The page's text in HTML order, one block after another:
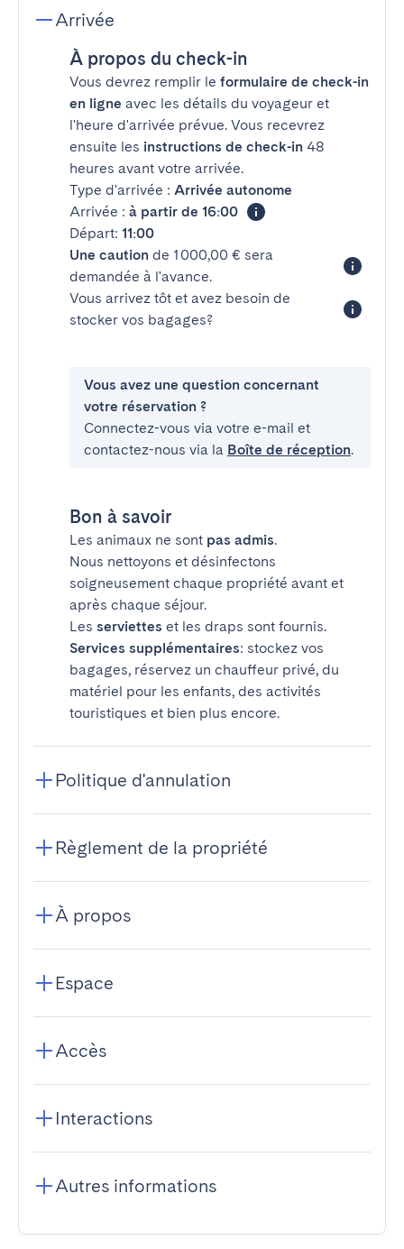
Arrivée
À propos du check-in
Vous devrez remplir le formulaire de check-in
en ligne avec les détails du voyageur et
l'heure d'arrivée prévue. Vous recevrez
ensuite les instructions de check-in 48
heures avant votre arrivée.
Type d'arrivée : Arrivée autonome
Arrivée : à partir de 16:00
Départ: 11:00
Une caution de 1 000,00 € sera
demandée à l'avance.
Vous arrivez tôt et avez besoin de
stocker vos bagages?
Vous avez une question concernant
votre réservation ?
Connectez-vous via votre e-mail et
contactez-nous via la Boîte de réception.
Bon à savoir
Les animaux ne sont pas admis.
Nous nettoyons et désinfectons
soigneusement chaque propriété avant et
après chaque séjour.
Les serviettes et les draps sont fournis.
Services supplémentaires: stockez vos
bagages, réservez un chauffeur privé, du
matériel pour les enfants, des activités
touristiques et bien plus encore.
Politique d'annulation
Règlement de la propriété
À propos
Espace
Accès
Interactions
Autres informations